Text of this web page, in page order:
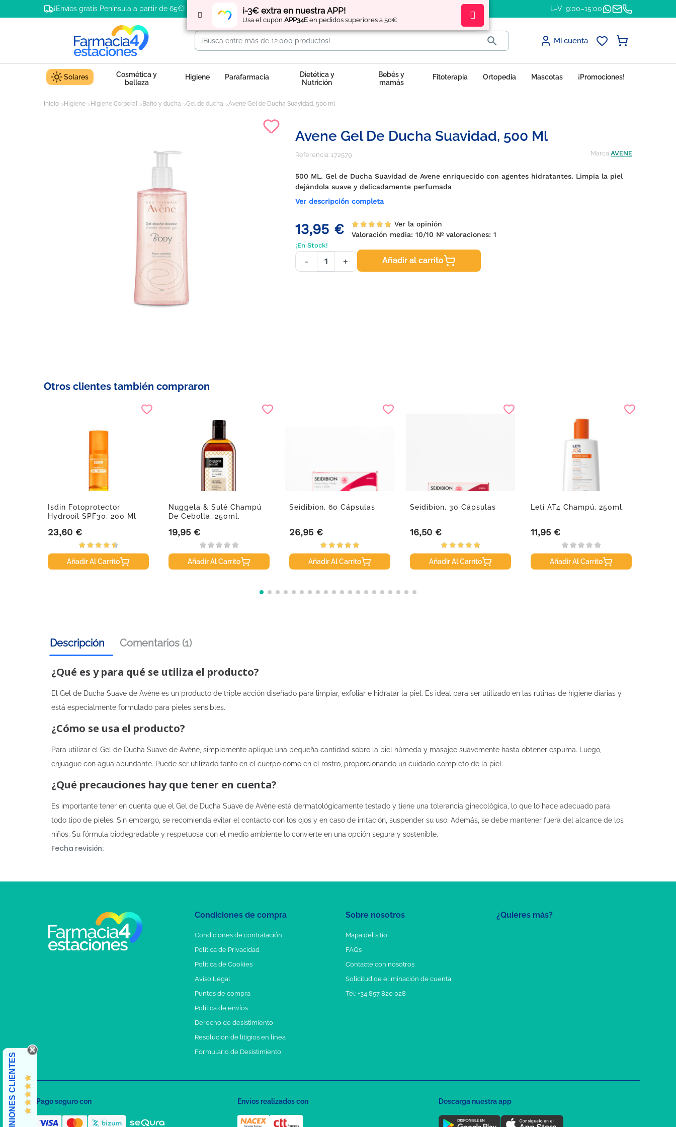
¡-3€ extra en nuestra APP!
Usa el cupón APP34E en pedidos superiores a 50€
¡Envíos gratis Península a partir de 65€! Regístratey obtén L–V: 9:00–15:00
 Mi cuenta
Solares
Cosmética y
belleza
Higiene Parafarmacia
Dietética y
Nutrición
Bebés y
mamás
Fitoterapia Ortopedia Mascotas ¡Promociones!
Inicio Higiene Higiene Corporal Baño y ducha Gel de ducha Avene Gel de Ducha Suavidad, 500 ml
Avene Gel De Ducha Suavidad, 500 Ml
Referencia: 172579 Marca AVENE
500 ML. Gel de Ducha Suavidad de Avene enriquecido con agentes hidratantes. Limpia la piel
dejándola suave y delicadamente perfumada
Ver descripción completa
13,95 €
Ver la opinión
Valoración media:10/10 Nº valoraciones:1
¡En Stock!
- + Añadir al carrito
Otros clientes también compraron
Isdin Fotoprotector
Hydrooil SPF30, 200 Ml
Precio
23,60 €
Añadir Al Carrito
Nuggela & Sulé Champú
De Cebolla, 250ml.
Precio
19,95 €
Añadir Al Carrito
Seidibion, 60 Cápsulas
Precio
26,95 €
Añadir Al Carrito
Seidibion, 30 Cápsulas
Precio
16,50 €
Añadir Al Carrito
Leti AT4 Champú, 250ml.
Precio
11,95 €
Añadir Al Carrito
Descripción Comentarios (1)
¿Qué es y para qué se utiliza el producto?
El Gel de Ducha Suave de Avène es un producto de triple acción diseñado para limpiar, exfoliar e hidratar la piel. Es ideal para ser utilizado en las rutinas de higiene diarias y
está especialmente formulado para pieles sensibles.
¿Cómo se usa el producto?
Para utilizar el Gel de Ducha Suave de Avène, simplemente aplique una pequeña cantidad sobre la piel húmeda y masajee suavemente hasta obtener espuma. Luego,
enjuague con agua abundante. Puede ser utilizado tanto en el cuerpo como en el rostro, proporcionando un cuidado completo de la piel.
¿Qué precauciones hay que tener en cuenta?
Es importante tener en cuenta que el Gel de Ducha Suave de Avène está dermatológicamente testado y tiene una tolerancia ginecológica, lo que lo hace adecuado para
todo tipo de pieles. Sin embargo, se recomienda evitar el contacto con los ojos y en caso de irritación, suspender su uso. Además, se debe mantener fuera del alcance de los
niños. Su fórmula biodegradable y respetuosa con el medio ambiente lo convierte en una opción segura y sostenible.
Fecha revisión:
¿Quieres más?
Condiciones de compra
Condiciones de contratación
Política de Privacidad
Política de Cookies
Aviso Legal
Puntos de compra
Política de envíos
Derecho de desistimiento
Resolución de litigios en línea
Formulario de Desistimiento
Sobre nosotros
Mapa del sitio
FAQs
Contacte con nosotros
Solicitud de eliminación de cuenta
Tel: +34 857 820 028
OPINIONES CLIENTES Pago seguro con Envíos realizados con Descarga nuestra app